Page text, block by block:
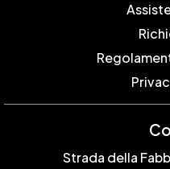
Strada della